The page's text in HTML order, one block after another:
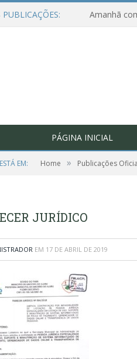
PÁGINA INICIAL
EM: Home » Publicações
JURÍDICO
EM 17 DE ABRIL DE 2019